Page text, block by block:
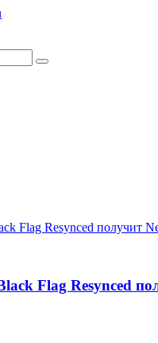
Flag Resynced